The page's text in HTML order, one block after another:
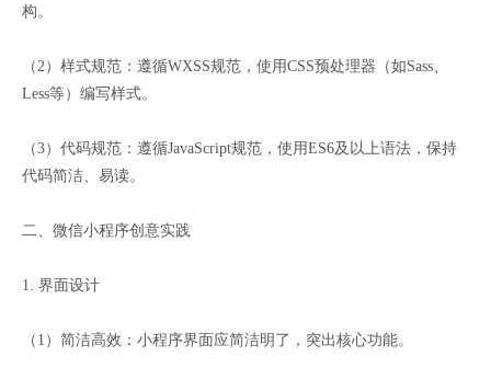
构。
（2）样式规范：遵循WXSS规范，使用CSS预处理器（如Sass、
Less等）编写样式。
（3）代码规范：遵循JavaScript规范，使用ES6及以上语法，保持
代码简洁、易读。
二、微信小程序创意实践
1. 界面设计
（1）简洁高效：小程序界面应简洁明了，突出核心功能。